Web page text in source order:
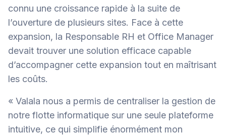
connu une croissance rapide à la suite de
l’ouverture de plusieurs sites. Face à cette
expansion, la Responsable RH et Office Manager
devait trouver une solution efficace capable
d’accompagner cette expansion tout en maîtrisant
les coûts.
« Valala nous a permis de centraliser la gestion de
notre flotte informatique sur une seule plateforme
intuitive, ce qui simplifie énormément mon